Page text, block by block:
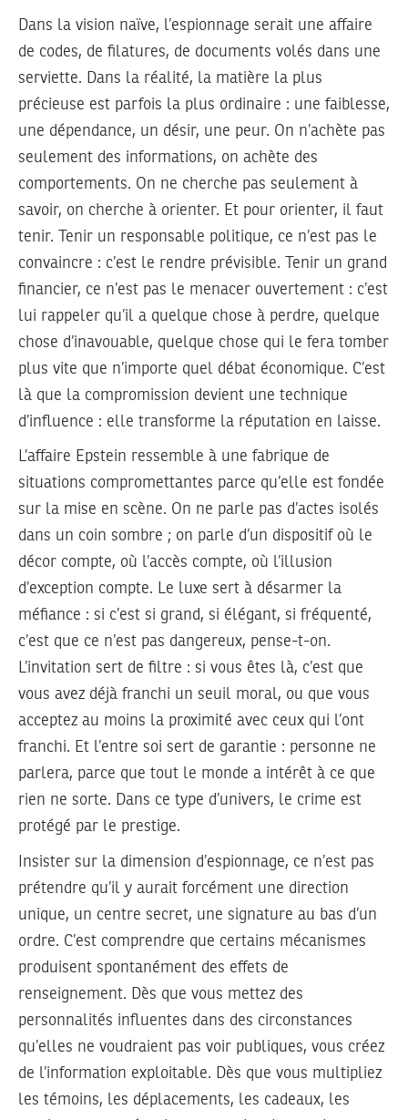
Dans la vision naïve, l’espionnage serait une affaire
de codes, de filatures, de documents volés dans une
serviette. Dans la réalité, la matière la plus
précieuse est parfois la plus ordinaire : une faiblesse,
une dépendance, un désir, une peur. On n’achète pas
seulement des informations, on achète des
comportements. On ne cherche pas seulement à
savoir, on cherche à orienter. Et pour orienter, il faut
tenir. Tenir un responsable politique, ce n’est pas le
convaincre : c’est le rendre prévisible. Tenir un grand
financier, ce n’est pas le menacer ouvertement : c’est
lui rappeler qu’il a quelque chose à perdre, quelque
chose d’inavouable, quelque chose qui le fera tomber
plus vite que n’importe quel débat économique. C’est
là que la compromission devient une technique
d’influence : elle transforme la réputation en laisse.
L’affaire Epstein ressemble à une fabrique de
situations compromettantes parce qu’elle est fondée
sur la mise en scène. On ne parle pas d’actes isolés
dans un coin sombre ; on parle d’un dispositif où le
décor compte, où l’accès compte, où l’illusion
d’exception compte. Le luxe sert à désarmer la
méfiance : si c’est si grand, si élégant, si fréquenté,
c’est que ce n’est pas dangereux, pense-t-on.
L’invitation sert de filtre : si vous êtes là, c’est que
vous avez déjà franchi un seuil moral, ou que vous
acceptez au moins la proximité avec ceux qui l’ont
franchi. Et l’entre soi sert de garantie : personne ne
parlera, parce que tout le monde a intérêt à ce que
rien ne sorte. Dans ce type d’univers, le crime est
protégé par le prestige.
Insister sur la dimension d’espionnage, ce n’est pas
prétendre qu’il y aurait forcément une direction
unique, un centre secret, une signature au bas d’un
ordre. C’est comprendre que certains mécanismes
produisent spontanément des effets de
renseignement. Dès que vous mettez des
personnalités influentes dans des circonstances
qu’elles ne voudraient pas voir publiques, vous créez
de l’information exploitable. Dès que vous multipliez
les témoins, les déplacements, les cadeaux, les